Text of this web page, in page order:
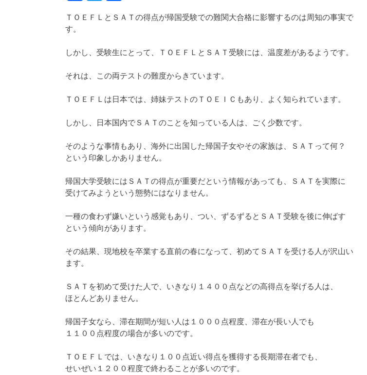
ＴＯＥＦＬとＳＡＴの得点が帰国受験での難関大合格に影響するのは周知の事実で
す。
しかし、受験生にとって、ＴＯＥＦＬとＳＡＴ受験には、温度差があるようです。
それは、この両テストの難度からきています。
ＴＯＥＦＬは日本では、姉妹テストのＴＯＥＩＣもあり、よく知られています。
しかし、日本国内でＳＡＴのことを知っている人は、ごく少数です。
そのような事情もあり、海外に出国した帰国子女やその家族は、ＳＡＴって何？
という印象しかありません。
帰国大学受験にはＳＡＴの得点が重要だという情報があっても、ＳＡＴを実際に
受けてみようという態勢にはなりません。
一種の食わず嫌いという感覚もあり、つい、ずるずるとＳＡＴ受験を後に伸ばす
という傾向があります。
その結果、現地校を卒業する直前の春になって、初めてＳＡＴを受ける人が沢山い
ます。
ＳＡＴを初めて受けた人で、いきなり１４００点などの高得点を挙げる人は、
ほとんどありません。
帰国子女なら、滞在期間が短い人は１０００点程度、滞在が長い人でも
１１００点程度の場合が多いのです。
ＴＯＥＦＬでは、いきなり１００点近い得点を獲得する長期滞在者でも、
せいぜい１２００程度で終わることが多いのです。